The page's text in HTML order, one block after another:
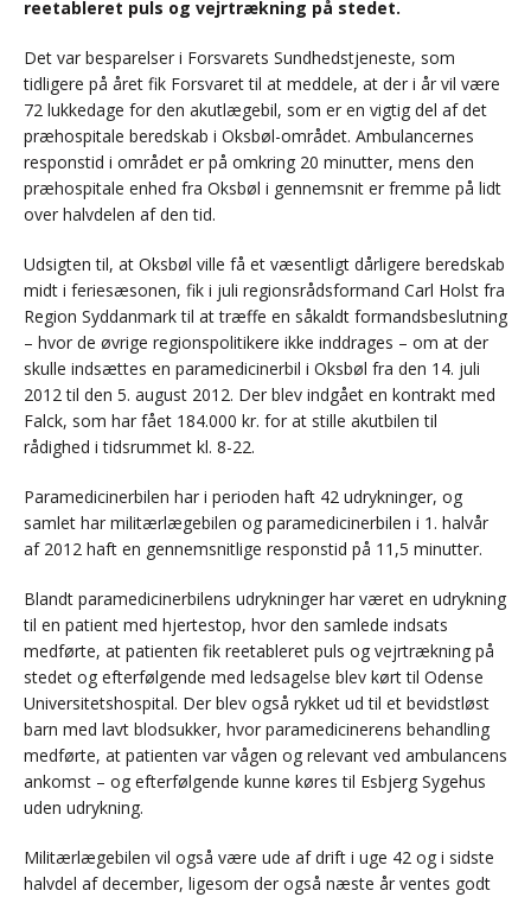
reetableret puls og vejrtrækning på stedet.
Det var besparelser i Forsvarets Sundhedstjeneste, som
tidligere på året fik Forsvaret til at meddele, at der i år vil være
72 lukkedage for den akutlægebil, som er en vigtig del af det
præhospitale beredskab i Oksbøl-området. Ambulancernes
responstid i området er på omkring 20 minutter, mens den
præhospitale enhed fra Oksbøl i gennemsnit er fremme på lidt
over halvdelen af den tid.
Udsigten til, at Oksbøl ville få et væsentligt dårligere beredskab
midt i feriesæsonen, fik i juli regionsrådsformand Carl Holst fra
Region Syddanmark til at træffe en såkaldt formandsbeslutning
– hvor de øvrige regionspolitikere ikke inddrages – om at der
skulle indsættes en paramedicinerbil i Oksbøl fra den 14. juli
2012 til den 5. august 2012. Der blev indgået en kontrakt med
Falck, som har fået 184.000 kr. for at stille akutbilen til
rådighed i tidsrummet kl. 8-22.
Paramedicinerbilen har i perioden haft 42 udrykninger, og
samlet har militærlægebilen og paramedicinerbilen i 1. halvår
af 2012 haft en gennemsnitlige responstid på 11,5 minutter.
Blandt paramedicinerbilens udrykninger har været en udrykning
til en patient med hjertestop, hvor den samlede indsats
medførte, at patienten fik reetableret puls og vejrtrækning på
stedet og efterfølgende med ledsagelse blev kørt til Odense
Universitetshospital. Der blev også rykket ud til et bevidstløst
barn med lavt blodsukker, hvor paramedicinerens behandling
medførte, at patienten var vågen og relevant ved ambulancens
ankomst – og efterfølgende kunne køres til Esbjerg Sygehus
uden udrykning.
Militærlægebilen vil også være ude af drift i uge 42 og i sidste
halvdel af december, ligesom der også næste år ventes godt